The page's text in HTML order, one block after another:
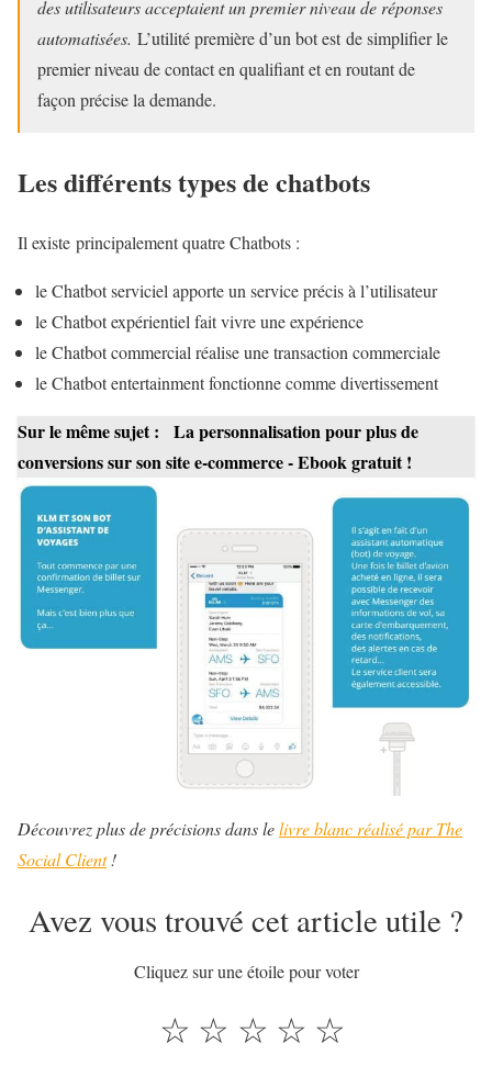
des utilisateurs acceptaient un premier niveau de réponses
automatisées. L’utilité première d’un bot est de simplifier le
premier niveau de contact en qualifiant et en routant de
façon précise la demande.
Les différents types de chatbots
Il existe principalement quatre Chatbots :
le Chatbot serviciel apporte un service précis à l’utilisateur
le Chatbot expérientiel fait vivre une expérience
le Chatbot commercial réalise une transaction commerciale
le Chatbot entertainment fonctionne comme divertissement
Sur le même sujet :
La personnalisation pour plus de
conversions sur son site e-commerce - Ebook gratuit !
Découvrez plus de précisions dans lelivre blanc réalisé par The
Social Client!
Avez vous trouvé cet article utile ?
Cliquez sur une étoile pour voter
☆
☆
☆
☆
☆